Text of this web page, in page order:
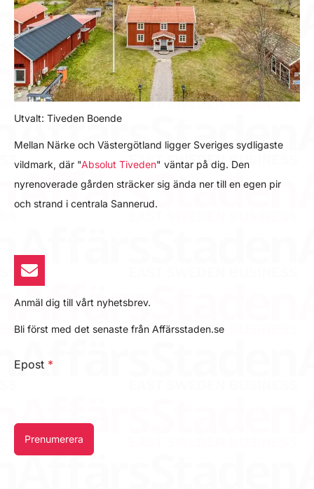
Utvalt: Tiveden Boende
Mellan Närke och Västergötland ligger Sveriges sydligaste
vildmark, där "Absolut Tiveden" väntar på dig. Den
nyrenoverade gården sträcker sig ända ner till en egen pir
och strand i centrala Sannerud.
Anmäl dig till vårt nyhetsbrev.
Bli först med det senaste från Affärsstaden.se
Epost *
Prenumerera